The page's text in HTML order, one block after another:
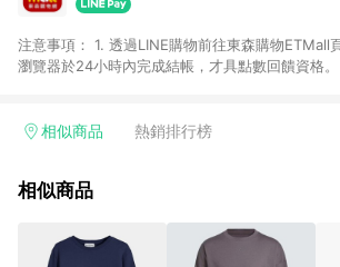
注意事項： 1. 透過LINE購物前往東森購物ETMall
瀏覽器於24小時內完成結帳，才具點數回饋資格
單，皆不在點數回饋範圍內。 3. 如購買以下類別
球嚴選、商城、專案商品、「草莓網」全館商品。
回饋。 5. 點數回饋會扣除所有折扣優惠後之最終
實際回饋請依LINE購物通知為主。 6. 訂單如有使
相似商品 熱銷排行榜
相似商品